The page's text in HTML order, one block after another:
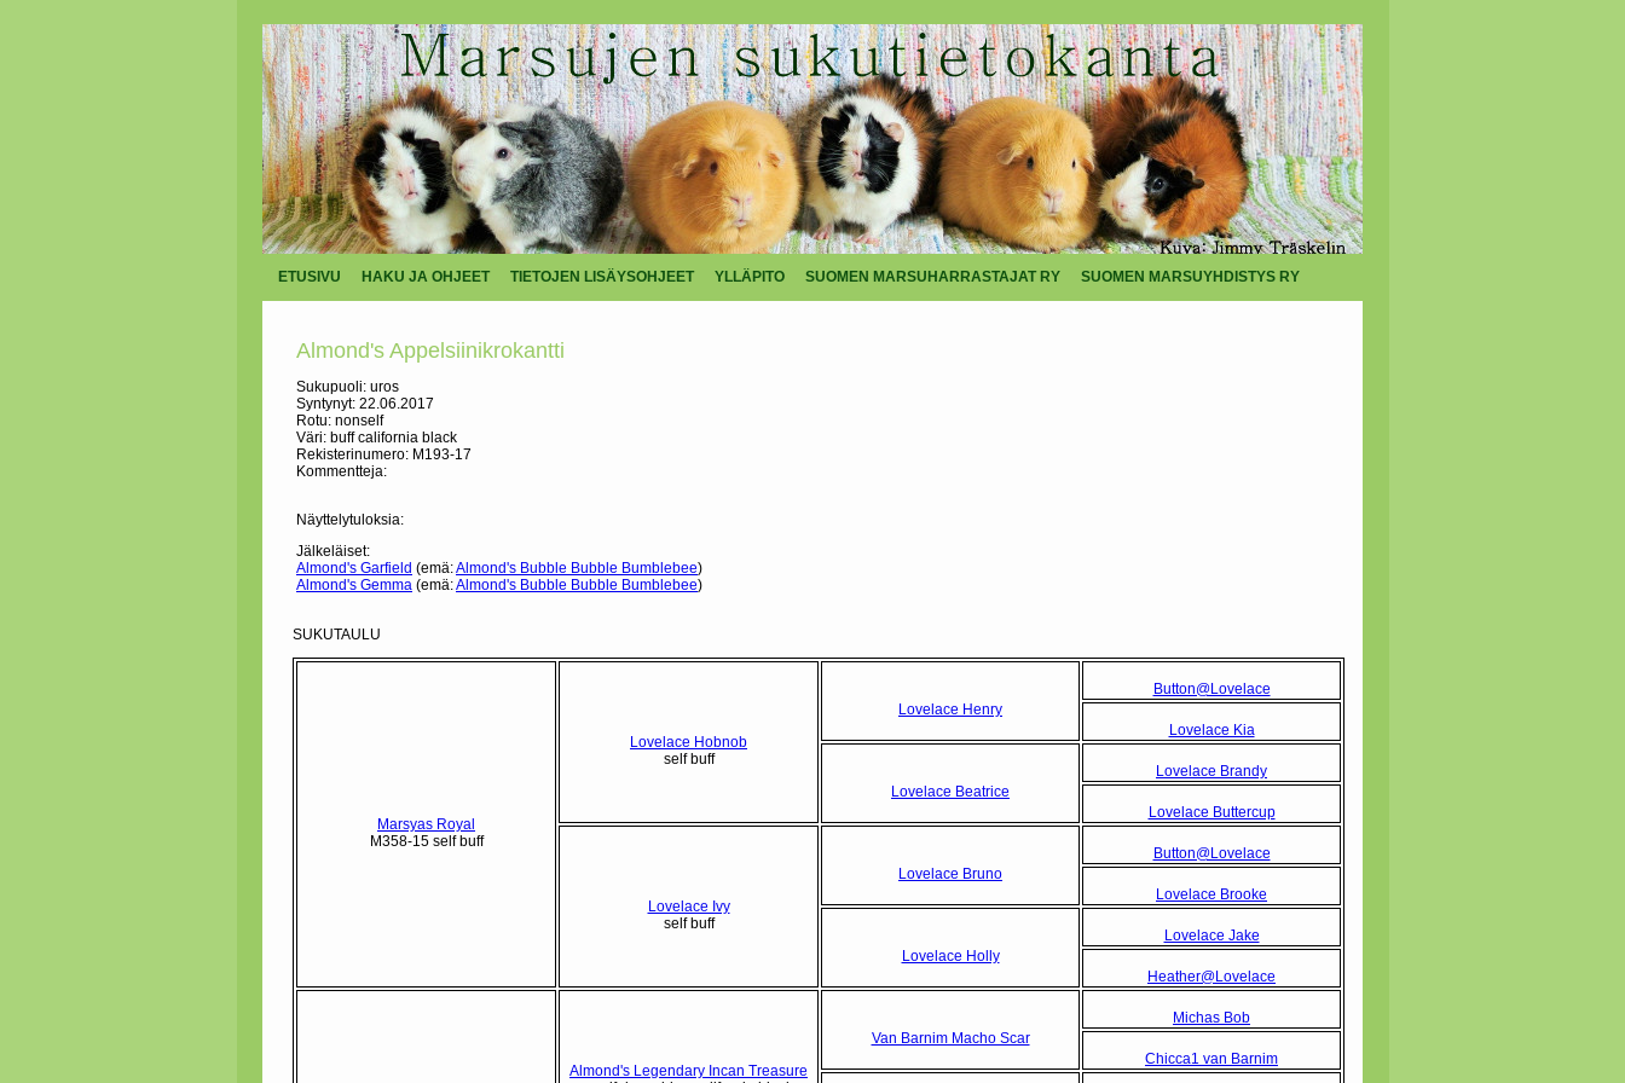
ETUSIVU HAKU JA OHJEET TIETOJEN LISÄYSOHJEET YLLÄPITO SUOMEN MARSUHARRASTAJAT RY SUOMEN MARSUYHDISTYS RY
Almond's Appelsiinikrokantti
Sukupuoli: uros
Syntynyt: 22.06.2017
Rotu: nonself
Väri: buff california black
Rekisterinumero: M193-17
Kommentteja:
Näyttelytuloksia:
Jälkeläiset:
Almond's Garfield (emä:Almond's Bubble Bubble Bumblebee)
Almond's Gemma (emä:Almond's Bubble Bubble Bumblebee)
SUKUTAULU
Marsyas Royal
M358-15 self buff
Lovelace Hobnob
self buff
Lovelace Henry
Button@Lovelace
Lovelace Kia
Lovelace Beatrice
Lovelace Brandy
Lovelace Buttercup
Lovelace Ivy
self buff
Lovelace Bruno
Button@Lovelace
Lovelace Brooke
Lovelace Holly
Lovelace Jake
Heather@Lovelace
Almond's Legendary Incan Treasure
Van Barnim Macho Scar
Michas Bob
Chicca1 van Barnim